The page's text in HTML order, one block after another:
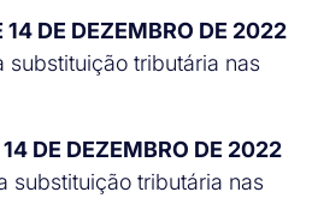
DE DEZEMBRO DE 2022
substituição tributária nas
DE DEZEMBRO DE 2022
substituição tributária nas